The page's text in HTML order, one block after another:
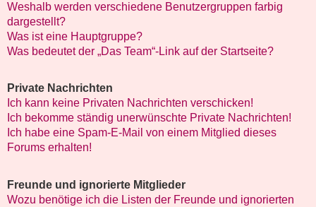
Weshalb werden verschiedene Benutzergruppen farbig
dargestellt?
Was ist eine Hauptgruppe?
Was bedeutet der „Das Team“-Link auf der Startseite?
Private Nachrichten
Ich kann keine Privaten Nachrichten verschicken!
Ich bekomme ständig unerwünschte Private Nachrichten!
Ich habe eine Spam-E-Mail von einem Mitglied dieses
Forums erhalten!
Freunde und ignorierte Mitglieder
Wozu benötige ich die Listen der Freunde und ignorierten